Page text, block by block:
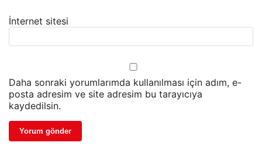
İnternet sitesi
Daha sonraki yorumlarımda kullanılması için adım, e-
posta adresim ve site adresim bu tarayıcıya
kaydedilsin.